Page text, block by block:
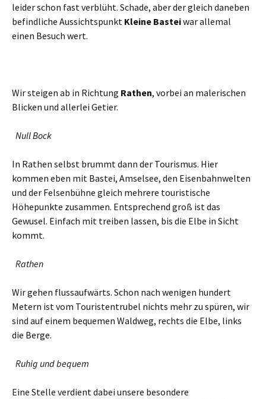
leider schon fast verblüht. Schade, aber der gleich daneben
befindliche Aussichtspunkt Kleine Basteiwar allemal
einen Besuch wert.
Wir steigen ab in Richtung Rathen, vorbei an malerischen
Blicken und allerlei Getier.
Null Bock
In Rathen selbst brummt dann der Tourismus. Hier
kommen eben mit Bastei, Amselsee, den Eisenbahnwelten
und der Felsenbühne gleich mehrere touristische
Höhepunkte zusammen. Entsprechend groß ist das
Gewusel. Einfach mit treiben lassen, bis die Elbe in Sicht
kommt.
Rathen
Wir gehen flussaufwärts. Schon nach wenigen hundert
Metern ist vom Touristentrubel nichts mehr zu spüren, wir
sind auf einem bequemen Waldweg, rechts die Elbe, links
die Berge.
Ruhig und bequem
Eine Stelle verdient dabei unsere besondere